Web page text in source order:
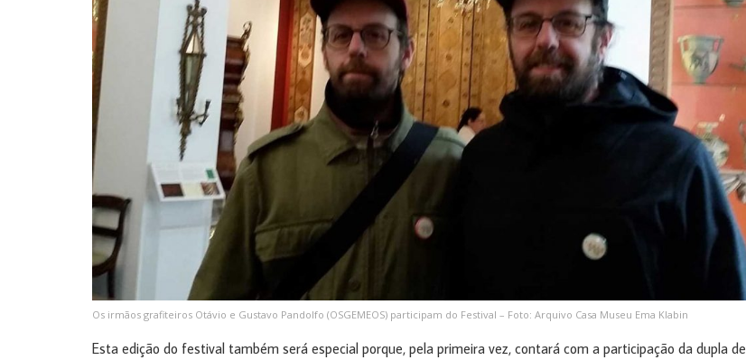
Os irmãos grafiteiros Otávio e Gustavo Pandolfo (OSGEMEOS) participam do Festival – Foto: Arquivo Casa Museu Ema Klabin
Esta edição do festival também será especial porque, pela primeira vez, contará com a participação da dupla de